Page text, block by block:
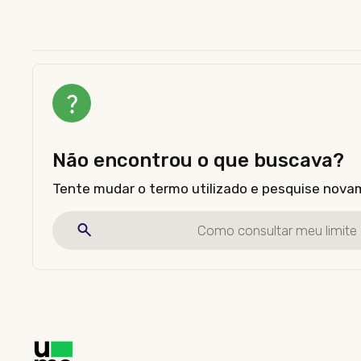
Não encontrou o que buscava?
Tente mudar o termo utilizado e pesquise